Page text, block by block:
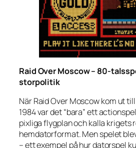
Raid Over Moscow – 80-
storpolitik
NärRaid Over Moscowkom ut
1984 var det “bara” ett
pixliga flygplan och kalla krigets
hemdatorformat. Men spelet
– ett exempel på hur datorspel